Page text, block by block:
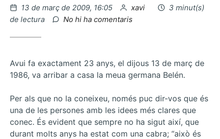
Publicat
el
13 de març de 2009, 16:05 per
xavi
3 minut(s)
de lectura
No hi ha comentaris
Avui fa exactament 23 anys, el dijous 13 de març de
1986, va arribar a casa la meua germana Belén.
Per als que no la coneixeu, només puc dir-vos que és
una de les persones amb les idees més clares que
conec. És evident que sempre no ha sigut així, que
durant molts anys ha estat com una cabra; “això és